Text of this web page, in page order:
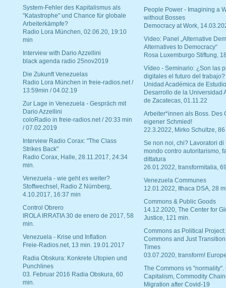
System-Fehler des Kapitalismus als
"Katastrophe" und Chance für globale
Arbeiterkämpfe?
Radio Lora München, 02.06.20, 19:10
min
Interview with Dario Azzellini
black agenda radio 25nov2019
Die Zukunft Venezuelas
Radio Lora München in freie-radios.net /
13:59min / 04.02.19
Zur Lage in Venezuela - Gespräch mit
Dario Azzellini
coloRadio in freie-radios.net / 20:33 min
/ 07.02.2019
Interview Radio Corax: "The Class
Strikes Back"
Radio Corax, Halle, 28.11.2017, 24:34
min.
Venezuela - wie geht es weiter?
Stoffwechsel, Radio Z Nürnberg,
4.10.2017, 16:37 min
Control Obrero
IROLA IRRATIA 30 de enero de 2017, 58
min.
Venezuela - Krise und Inflation
Freie-Radios.net, 13 min. 19.01.2017
Radia Obskura: Konkrete Utopien und
Punchlines
03. Februar 2016 Radia Obskura, 60
min.
People Power - Imagining a
without Bosses
Democracy at Work,
Video: Panel „Alternative
Alternatives to Democracy“
Rosa Luxemburgo Stiftung,
Vídeo - Seminario: ¿Son las
digitales el futuro del trabajo?
Unidad Académica de
Desarrollo de la Universidad
de Zacatecas, 01.11.22
Arbeiter*innen als Boss. Des
eigener Schmied!
22.3.2022, Mirko Schultze, 86
Se non noi, chi? Lavoratori di
mondo contro autoritarismo,
dittatura
26.01.2022, transformitalia,
Venezuela Communes
12.01.2022, Ithaca DSA, 28
Commons & Public Goods
14.12.2020, The Center for
Justice, 121 min.
Commons as Political Project:
Commons and Just
Times
03.07.2020, transform!
The Commons vs "normality".
Capitalism, Commodity
Migration after Covid-19